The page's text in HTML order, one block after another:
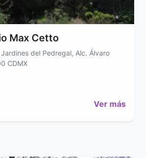
Max Cetto
del Pedregal, Alc. Álvaro
CDMX
Ver más